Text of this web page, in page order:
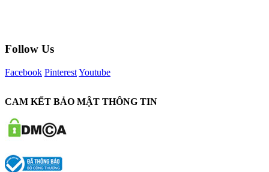
Follow Us
Facebook PinterestYoutube
CAM KẾT BẢO MẬT THÔNG TIN